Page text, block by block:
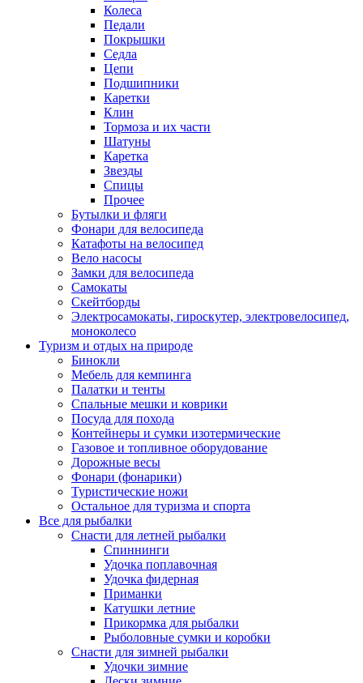
Колеса
Педали
Покрышки
Седла
Цепи
Подшипники
Каретки
Клин
Тормоза и их части
Шатуны
Каретка
Звезды
Спицы
Прочее
Бутылки и фляги
Фонари для велосипеда
Катафоты на велосипед
Вело насосы
Замки для велосипеда
Самокаты
Скейтборды
Электросамокаты, гироскутер, электровелосипед,
моноколесо
Туризм и отдых на природе
Бинокли
Мебель для кемпинга
Палатки и тенты
Спальные мешки и коврики
Посуда для похода
Контейнеры и сумки изотермические
Газовое и топливное оборудование
Дорожные весы
Фонари (фонарики)
Туристические ножи
Остальное для туризма и спорта
Все для рыбалки
Снасти для летней рыбалки
Спиннинги
Удочка поплавочная
Удочка фидерная
Приманки
Катушки летние
Прикормка для рыбалки
Рыболовные сумки и коробки
Снасти для зимней рыбалки
Удочки зимние